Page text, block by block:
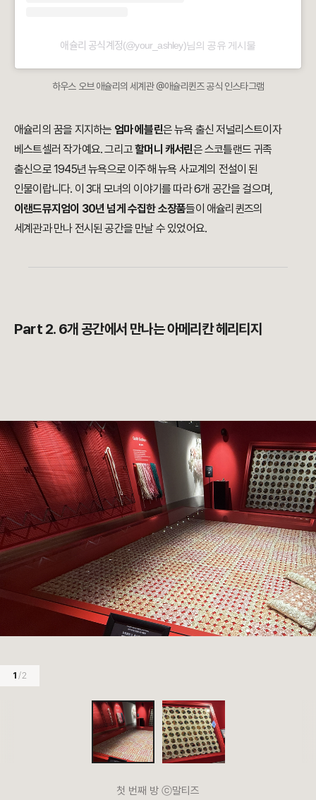
애슐리 공식계정(@your_ashley)님의 공유 게시물
하우스 오브 애슐리의 세계관 @애슐리퀸즈 공식 인스타그램
애슐리의 꿈을 지지하는 엄마 에블린은 뉴욕 출신 저널리스트이자
베스트셀러 작가예요. 그리고할머니 캐서린은 스코틀랜드 귀족
출신으로 1945년 뉴욕으로 이주해 뉴욕 사교계의 전설이 된
인물이랍니다. 이 3대 모녀의 이야기를 따라 6개 공간을 걸으며,
이랜드뮤지엄이 30년 넘게 수집한 소장품들이 애슐리퀸즈의
세계관과 만나 전시된 공간을 만날 수 있었어요.
Part 2. 6개 공간에서 만나는 아메리칸 헤리티지
1 / 2
첫 번째 방 ⓒ말티즈